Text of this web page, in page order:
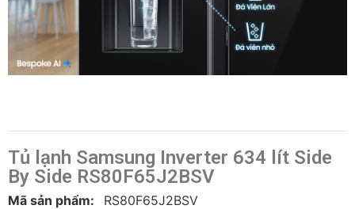
Tủ lạnh Samsung Inverter 634 lít Side
By Side RS80F65J2BSV
Mã sản phẩm: RS80F65J2BSV